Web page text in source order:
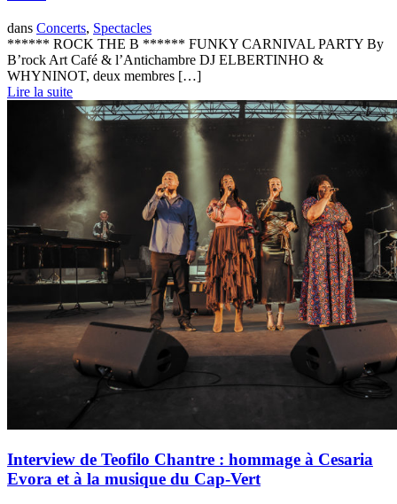
dans Concerts, Spectacles
****** ROCK THE B ****** FUNKY CARNIVAL PARTY By
B’rock Art Café & l’Antichambre DJ ELBERTINHO &
WHYNINOT, deux membres […]
Lire la suite
Interview de Teofilo Chantre : hommage à Cesaria
Evora et à la musique du Cap-Vert